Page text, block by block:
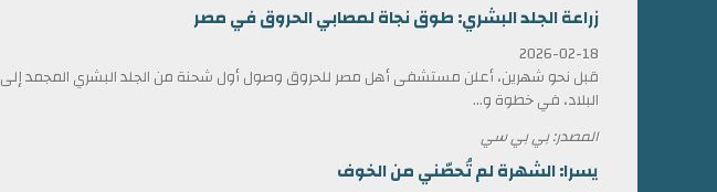
زراعة الجلد البشري: طوق نجاة لمصابي الحروق في مصر
2026-02-18
قبل نحو شهرين، أعلن مستشفى أهل مصر للحروق وصول أول شحنة من الجلد البشري المجمد إلى
البلاد، في خطوة و...
المصدر: بي بي سي
يسرا: الشهرة لم تُحصّني من الخوف